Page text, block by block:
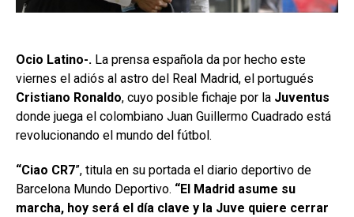
Ocio Latino-. La prensa española da por hecho este
viernes el adiós al astro del Real Madrid, el portugués
Cristiano Ronaldo, cuyo posible fichaje por la Juventus
donde juega el colombiano Juan Guillermo Cuadrado está
revolucionando el mundo del fútbol.
“Ciao CR7”, titula en su portada el diario deportivo de
Barcelona Mundo Deportivo. “El Madrid asume su
marcha, hoy será el día clave y la Juve quiere cerrar